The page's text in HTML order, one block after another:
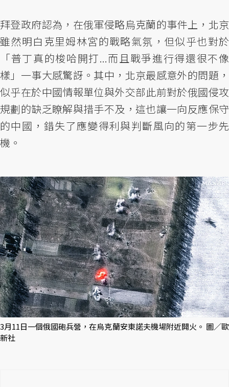
拜登政府認為，在俄軍侵略烏克蘭的事件上，北京
雖然明白克里姆林宮的戰略氣氛，但似乎也對於
「普丁真的梭哈開打...而且戰爭進行得還很不像
樣」一事大感驚訝。其中，北京最感意外的問題，
似乎在於中國情報單位與外交部此前對於俄國侵攻
規劃的缺乏瞭解與措手不及，這也讓一向反應保守
的中國，錯失了應變得利與判斷風向的第一步先
機。
3月11日一個俄國砲兵營，在烏克蘭安東諾夫機場附近開火。 圖／歐
新社